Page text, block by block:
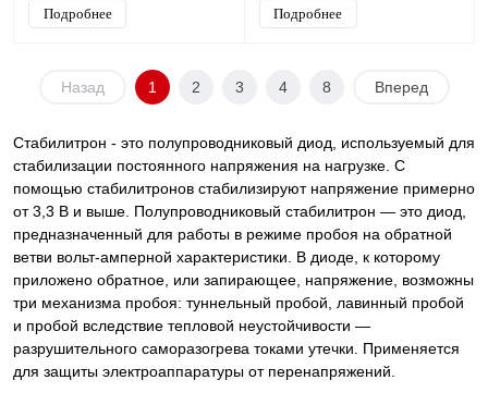
Подробнее Подробнее
Назад 1 2 3 4 8 Вперед
Стабилитрон - это полупроводниковый диод, используемый для
стабилизации постоянного напряжения на нагрузке. С
помощью стабилитронов стабилизируют напряжение примерно
от 3,3 В и выше. Полупроводниковый стабилитрон — это диод,
предназначенный для работы в режиме пробоя на обратной
ветви вольт-амперной характеристики. В диоде, к которому
приложено обратное, или запирающее, напряжение, возможны
три механизма пробоя: туннельный пробой, лавинный пробой
и пробой вследствие тепловой неустойчивости —
разрушительного саморазогрева токами утечки. Применяется
для защиты электроаппаратуры от перенапряжений.